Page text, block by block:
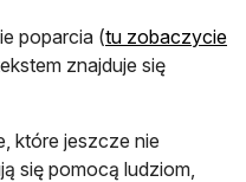
poparcia (tu zobaczycie
znajduje się
które jeszcze nie
się pomocą ludziom,